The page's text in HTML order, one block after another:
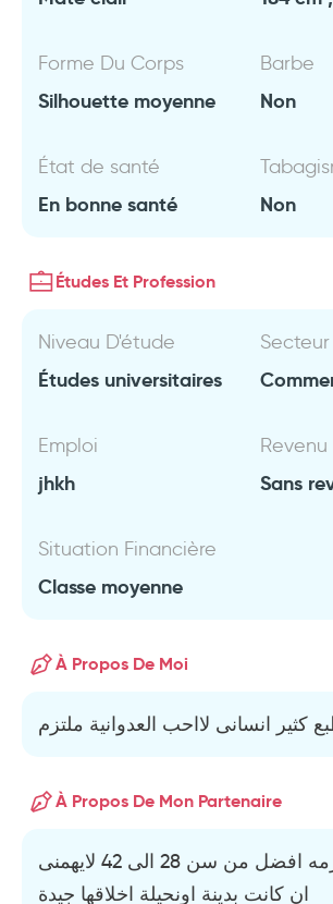
Forme Du Corps
Silhouette moyenne
Barbe
Non
État de santé
En bonne santé Non
Études Et Profession
Niveau D'étude
Études universitaires
Emploi
jhkh Sans
Situation Financière
Classe moyenne
À Propos De Moi
كثير انسانى لااحب العدوانية ملتزم
À Propos De Mon Partenaire
مسلمة ملتزمه افضل من سن 28 الى 42 لايهمنى
ان كانت بدينة اونحيلة اخلاقها جيدة